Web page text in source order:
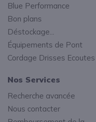
Nos Services
Recherche avancée
Nous contacter
Blue Performance
Bon plans
Déstockage...
Équipements de Pont
Cordage Drisses Ecoutes